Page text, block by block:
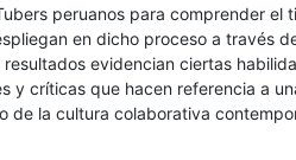
peruanos para comprender el
en dicho proceso a través
evidencian ciertas
y críticas que hacen referencia a
de la cultura colaborativa